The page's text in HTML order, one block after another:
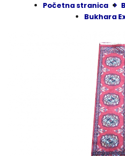
Početna stranica
Bukhara